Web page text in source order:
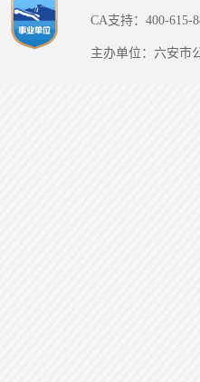
CA支持：400-615-
主办单位：六安市